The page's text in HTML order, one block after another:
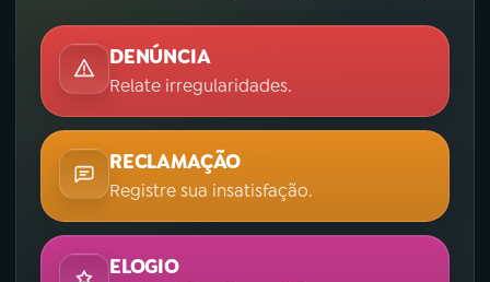
DENÚNCIA
Relate irregularidades.
RECLAMAÇÃO
Registre sua insatisfação.
ELOGIO